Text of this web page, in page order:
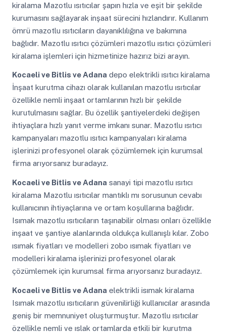
kiralama Mazotlu ısıtıcılar şapın hızla ve eşit bir şekilde
kurumasını sağlayarak inşaat sürecini hızlandırır. Kullanım
ömrü mazotlu ısıtıcıların dayanıklılığına ve bakımına
bağlıdır. Mazotlu ısıtıcı çözümleri mazotlu ısıtıcı çözümleri
kiralama işlemleri için hizmetinize hazırız bizi arayın.
Kocaeli ve Bitlis ve Adanadepo elektrikli ısıtıcı kiralama
İnşaat kurutma cihazı olarak kullanılan mazotlu ısıtıcılar
özellikle nemli inşaat ortamlarının hızlı bir şekilde
kurutulmasını sağlar. Bu özellik şantiyelerdeki değişen
ihtiyaçlara hızlı yanıt verme imkanı sunar. Mazotlu ısıtıcı
kampanyaları mazotlu ısıtıcı kampanyaları kiralama
işlerinizi profesyonel olarak çözümlemek için kurumsal
firma arıyorsanız buradayız.
Kocaeli ve Bitlis ve Adanasanayi tipi mazotlu ısıtıcı
kiralama Mazotlu ısıtıcılar mantıklı mı sorusunun cevabı
kullanıcının ihtiyaçlarına ve ortam koşullarına bağlıdır.
Isımak mazotlu ısıtıcıların taşınabilir olması onları özellikle
inşaat ve şantiye alanlarında oldukça kullanışlı kılar. Zobo
ısımak fiyatları ve modelleri zobo ısımak fiyatları ve
modelleri kiralama işlerinizi profesyonel olarak
çözümlemek için kurumsal firma arıyorsanız buradayız.
Kocaeli ve Bitlis ve Adanaelektrikli isımak kiralama
Isımak mazotlu ısıtıcıların güvenilirliği kullanıcılar arasında
geniş bir memnuniyet oluşturmuştur. Mazotlu ısıtıcılar
özellikle nemli ve ıslak ortamlarda etkili bir kurutma